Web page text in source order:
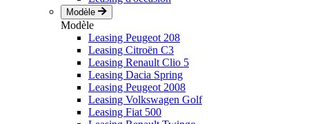
Modèle
Modèle
Leasing Peugeot 208
Leasing Citroën C3
Leasing Renault Clio 5
Leasing Dacia Spring
Leasing Peugeot 2008
Leasing Volkswagen Golf
Leasing Fiat 500